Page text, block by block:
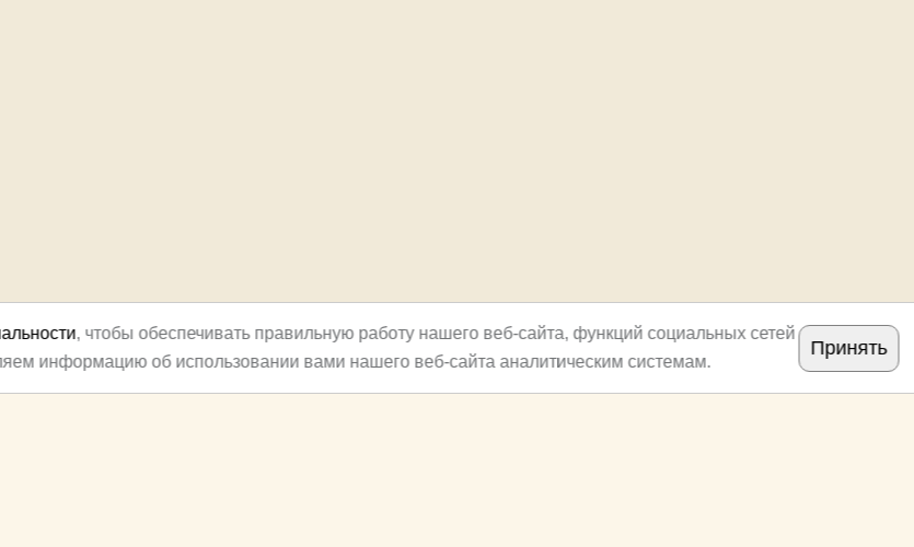
, чтобы обеспечивать правильную работу нашего веб-сайта, функций социальных сетей
информацию об использовании вами нашего веб-сайта аналитическим системам.
Принять